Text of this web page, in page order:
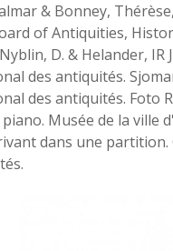
& Bonney,
of Antiquities,
D. & Helander, IR
des antiquités.
des antiquités. Foto
Musée de la ville
dans une